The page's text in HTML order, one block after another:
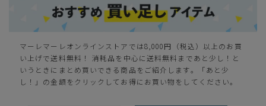
M(23.5cm)
在庫切れ —
L(24.0cm)
在庫切れ —
LL(24.5cm) —
マーレマーレオンラインストアでは8,000円（税込）以上のお買
い上げで送料無料！ 消耗品を中心に送料無料まであと少し！と
いうときにまとめ買いできる商品をご紹介します。「あと少
し！」の金額をクリックしてお得にお買い物をしてください。